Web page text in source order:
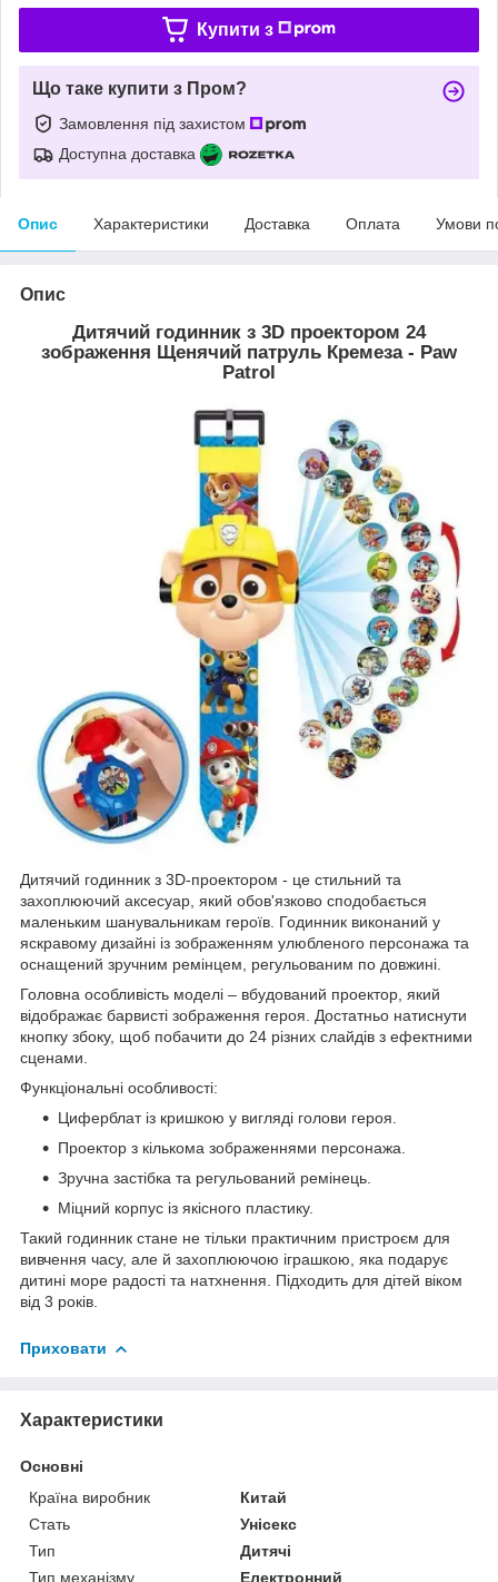
Купити з
Що таке купити з Пром?
Замовлення під захистом
Доступна доставка
Опис Характеристики Доставка Оплата Умови
Опис
Дитячий годинник з 3D проектором 24
зображення Щенячий патруль Кремеза - Paw
Patrol
Дитячий годинник з 3D-проектором - це стильний та
захоплюючий аксесуар, який обов'язково сподобається
маленьким шанувальникам героїв. Годинник виконаний у
яскравому дизайні із зображенням улюбленого персонажа та
оснащений зручним ремінцем, регульованим по довжині.
Головна особливість моделі – вбудований проектор, який
відображає барвисті зображення героя. Достатньо натиснути
кнопку збоку, щоб побачити до 24 різних слайдів з ефектними
сценами.
Функціональні особливості:
Циферблат із кришкою у вигляді голови героя.
Проектор з кількома зображеннями персонажа.
Зручна застібка та регульований ремінець.
Міцний корпус із якісного пластику.
Такий годинник стане не тільки практичним пристроєм для
вивчення часу, але й захоплюючою іграшкою, яка подарує
дитині море радості та натхнення. Підходить для дітей віком
від 3 років.
Приховати
Характеристики
Основні
Країна виробник
Китай
Стать
Унісекс
Тип
Дитячі
Тип механізму
Електронний